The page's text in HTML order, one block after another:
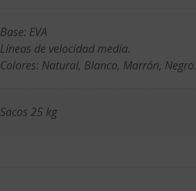
Base: EVA
Líneas de velocidad media.
Colores: Natural, Blanco, Marrón, Negro.
Sacos 25 kg